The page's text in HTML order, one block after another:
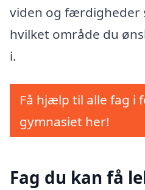
viden og færdigheder
hvilket område du
i.
Få hjælp til alle fag i
gymnasiet her!
Fag du kan få